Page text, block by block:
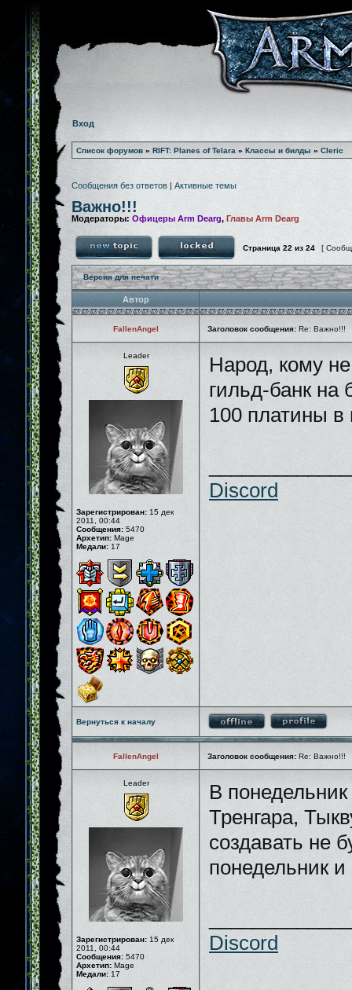
Вход
Список форумов » RIFT: Planes of Telara » Классы и билды » Cleric
Сообщения без ответов | Активные темы
Важно!!!
Модераторы: Офицеры Arm Dearg, Главы Arm Dearg
Страница 22 из 24 [
Версия для печати
Автор
FallenAngel Заголовок сообщения: Re: Важно!!!
Leader
Зарегистрирован: 15 дек
2011, 00:44
Сообщения: 5470
Архетип: Mage
Медали: 17
Народ, кому
гильд-банк на
100 платины
Discord
Вернуться к началу
FallenAngel Заголовок сообщения: Re: Важно!!!
Leader
Зарегистрирован: 15 дек
2011, 00:44
Сообщения: 5470
Архетип: Mage
Медали: 17
В
Тренгара,
создавать не
понедельник
Discord